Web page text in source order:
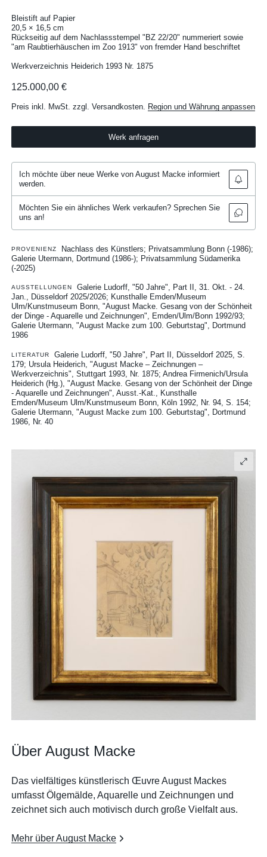
Bleistift auf Papier
20,5 × 16,5 cm
Rückseitig auf dem Nachlassstempel "BZ 22/20" nummeriert sowie
"am Raubtierhäuschen im Zoo 1913" von fremder Hand beschriftet
Werkverzeichnis Heiderich 1993 Nr. 1875
125.000,00 €
Preis inkl. MwSt. zzgl. Versandkosten. Region und Währung anpassen
Werk anfragen
Ich möchte über neue Werke von August Macke informiert
werden.
Möchten Sie ein ähnliches Werk verkaufen? Sprechen Sie
uns an!
PROVENIENZ
Nachlass des Künstlers; Privatsammlung Bonn (-1986);
Galerie Utermann, Dortmund (1986-); Privatsammlung Südamerika
(-2025)
AUSSTELLUNGEN
Galerie Ludorff, "50 Jahre", Part II, 31. Okt. - 24.
Jan., Düsseldorf 2025/2026
Kunsthalle Emden/Museum
Ulm/Kunstmuseum Bonn, "August Macke. Gesang von der Schönheit
der Dinge - Aquarelle und Zeichnungen", Emden/Ulm/Bonn 1992/93
Galerie Utermann, "August Macke zum 100. Geburtstag", Dortmund
1986
LITERATUR
Galerie Ludorff, "50 Jahre", Part II, Düsseldorf 2025, S.
179 Ursula Heiderich, "August Macke – Zeichnungen –
Werkverzeichnis", Stuttgart 1993, Nr. 1875 Andrea Firmenich/Ursula
Heiderich (Hg.), "August Macke. Gesang von der Schönheit der Dinge
- Aquarelle und Zeichnungen", Ausst.-Kat., Kunsthalle
Emden/Museum Ulm/Kunstmuseum Bonn, Köln 1992, Nr. 94, S. 154
Galerie Utermann, "August Macke zum 100. Geburtstag", Dortmund
1986, Nr. 40
Über August Macke
Das vielfältiges künstlerisch Œuvre August Mackes
umfasst Ölgemälde, Aquarelle und Zeichnungen und
zeichnet sich auch motivisch durch große Vielfalt aus.
Mehr über August Macke